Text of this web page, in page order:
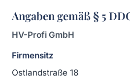
Angaben gemäß § 5
HV-Profi GmbH
Firmensitz
Ostlandstraße 18